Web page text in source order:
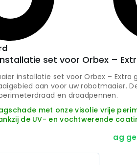
set voor Orbex –
installatie set voor Orbex –
aan voor uw robotmaaier.
en draadpennen.
met onze visolie vrije
de UV- en vochtwerende
voorraad - Volgende werkdag